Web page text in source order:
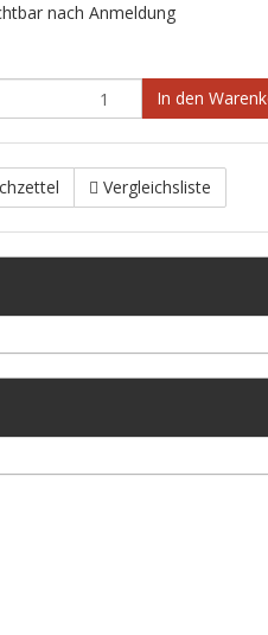
nach Anmeldung
In den
Vergleichsliste